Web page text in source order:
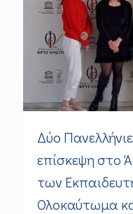
Δύο
επίσκεψη στο
των
Ολοκαύτωμα